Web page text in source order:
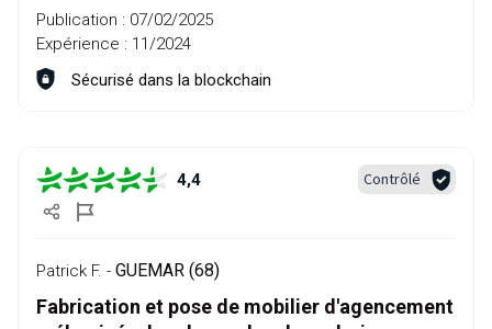
Publication : 07/02/2025
Expérience : 11/2024
Sécurisé dans la blockchain
4,4 Contrôlé
Patrick F. - GUEMAR (68)
Fabrication et pose de mobilier d'agencement